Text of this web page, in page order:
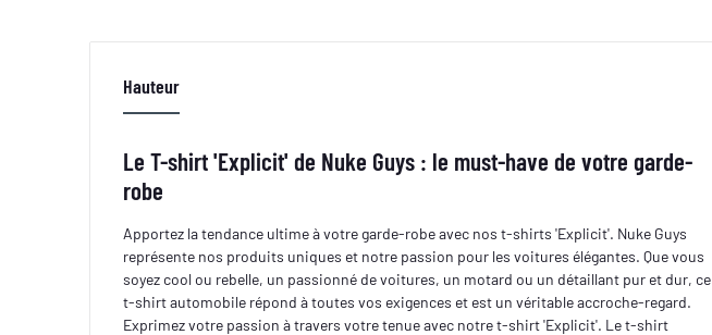
Hauteur
Le T-shirt 'Explicit' de Nuke Guys : le must-have de votre garde-
robe
Apportez la tendance ultime à votre garde-robe avec nos t-shirts 'Explicit'. Nuke Guys
représente nos produits uniques et notre passion pour les voitures élégantes. Que vous
soyez cool ou rebelle, un passionné de voitures, un motard ou un détaillant pur et dur, ce
t-shirt automobile répond à toutes vos exigences et est un véritable accroche-regard.
Exprimez votre passion à travers votre tenue avec notre t-shirt 'Explicit'. Le t-shirt